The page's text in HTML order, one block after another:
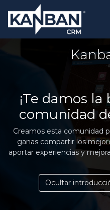
¡Te damos
comunidad
Creamos esta comunidad
ganas compartir los
aportar experiencias y
Ocultar